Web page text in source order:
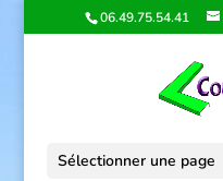
06.49.75.54.41
Sélectionner une page